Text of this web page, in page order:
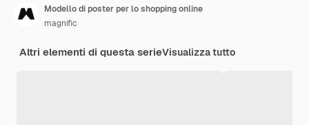
Modello di poster per lo shopping online
magnific
Altri elementi di questa serieVisualizza tutto